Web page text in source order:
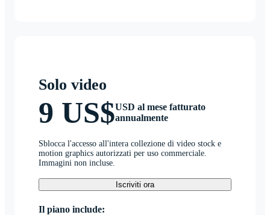
Solo video
9 US$USD al mese fatturato
annualmente
Sblocca l'accesso all'intera collezione di video stock e
motion graphics autorizzati per uso commerciale.
Immagini non incluse.
Iscriviti ora
Il piano include: